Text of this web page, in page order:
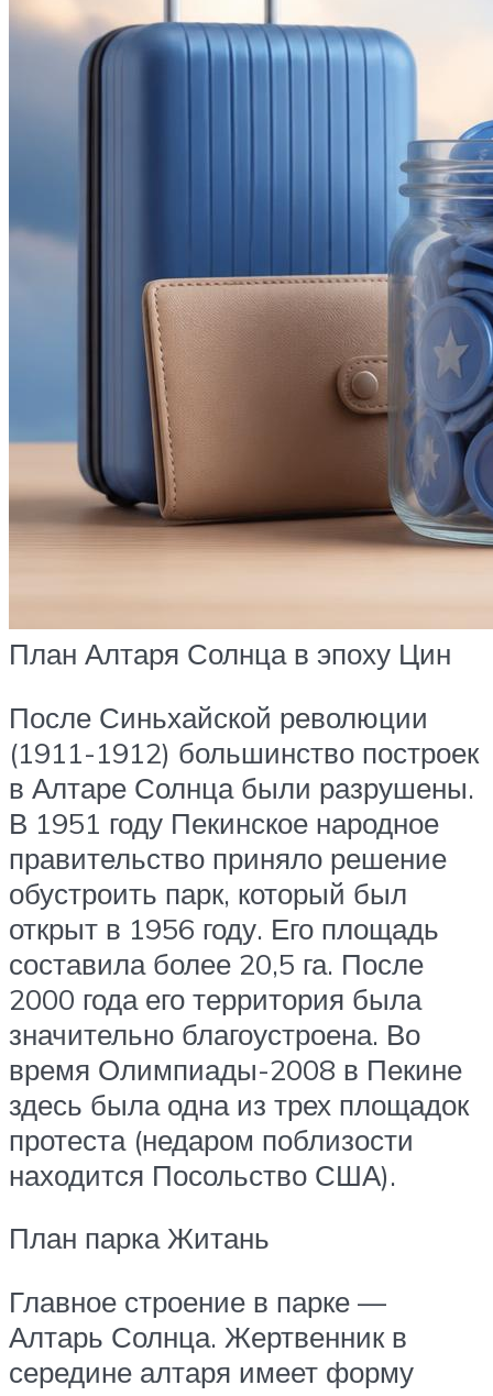
План Алтаря Солнца в эпоху Цин
После Синьхайской революции
(1911-1912) большинство построек
в Алтаре Солнца были разрушены.
В 1951 году Пекинское народное
правительство приняло решение
обустроить парк, который был
открыт в 1956 году. Его площадь
составила более 20,5 га. После
2000 года его территория была
значительно благоустроена. Во
время Олимпиады-2008 в Пекине
здесь была одна из трех площадок
протеста (недаром поблизости
находится Посольство США).
План парка Житань
Главное строение в парке —
Алтарь Солнца. Жертвенник в
середине алтаря имеет форму